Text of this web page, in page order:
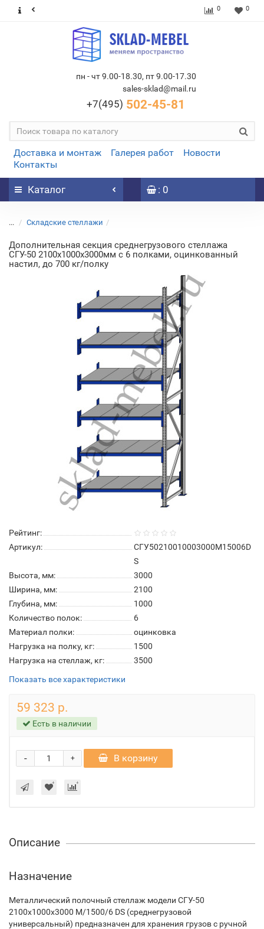
0 0
пн - чт 9.00-18.30, пт 9.00-17.30
sales-sklad@mail.ru
+7(495) 502-45-81
Доставка и монтаж Галерея работ
Новости
Контакты
Каталог : 0
... Складские стеллажи
Дополнительная секция среднегрузового стеллажа
СГУ-50 2100х1000х3000мм с 6 полками, оцинкованный
настил, до 700 кг/полку
Рейтинг:
Артикул:
СГУ50210010003000М15006D
S
Высота, мм:
3000
Ширина, мм:
2100
Глубина, мм:
1000
Количество полок:
6
Материал полки:
оцинковка
Нагрузка на полку, кг:
1500
Нагрузка на стеллаж, кг:
3500
Показать все характеристики
59 323 р.
Есть в наличии
+
- В корзину
Описание
Назначение
Металлический полочный стеллаж модели СГУ-50
2100х1000х3000 М/1500/6 DS (среднегрузовой
универсальный) предназначен для хранения грузов с ручной